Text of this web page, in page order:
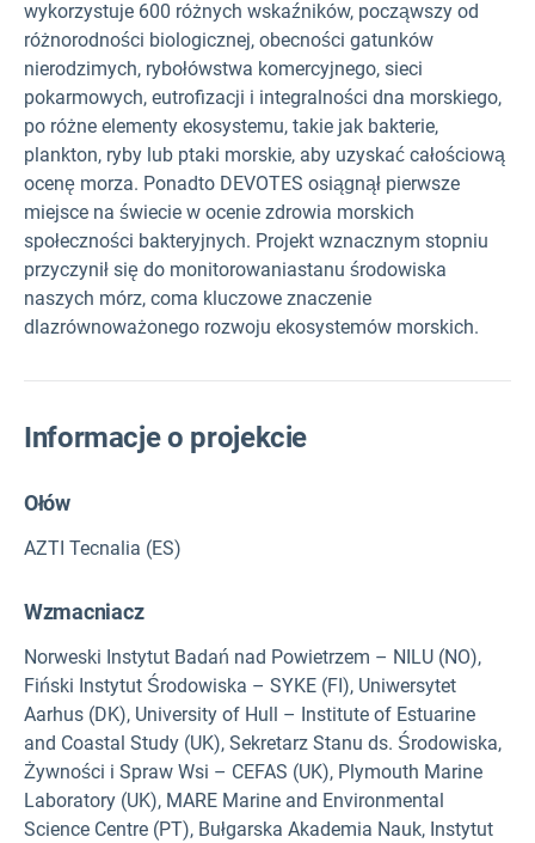
wykorzystuje 600 różnych wskaźników, począwszy od
różnorodności biologicznej, obecności gatunków
nierodzimych, rybołówstwa komercyjnego, sieci
pokarmowych, eutrofizacji i integralności dna morskiego,
po różne elementy ekosystemu, takie jak bakterie,
plankton, ryby lub ptaki morskie, aby uzyskać całościową
ocenę morza. Ponadto DEVOTES osiągnął pierwsze
miejsce na świecie w ocenie zdrowia morskich
społeczności bakteryjnych. Projekt wznacznym stopniu
przyczynił się do monitorowaniastanu środowiska
naszych mórz, coma kluczowe znaczenie
dlazrównoważonego rozwoju ekosystemów morskich.
Informacje o projekcie
Ołów
AZTI Tecnalia (ES)
Wzmacniacz
Norweski Instytut Badań nad Powietrzem – NILU (NO),
Fiński Instytut Środowiska – SYKE (FI), Uniwersytet
Aarhus (DK), University of Hull – Institute of Estuarine
and Coastal Study (UK), Sekretarz Stanu ds. Środowiska,
Żywności i Spraw Wsi – CEFAS (UK), Plymouth Marine
Laboratory (UK), MARE Marine and Environmental
Science Centre (PT), Bułgarska Akademia Nauk, Instytut